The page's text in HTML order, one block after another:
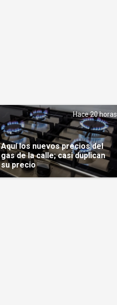
Hace 20 horas
Aquí los nuevos precios del
gas de la calle; casi duplican
su precio